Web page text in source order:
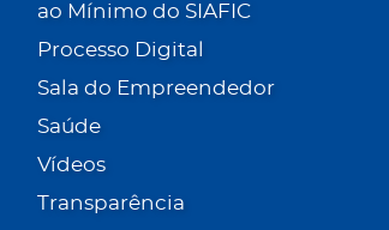
ao Mínimo do SIAFIC
Processo Digital
Sala do Empreendedor
Saúde
Vídeos
Transparência